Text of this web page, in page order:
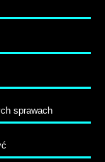
sprawach